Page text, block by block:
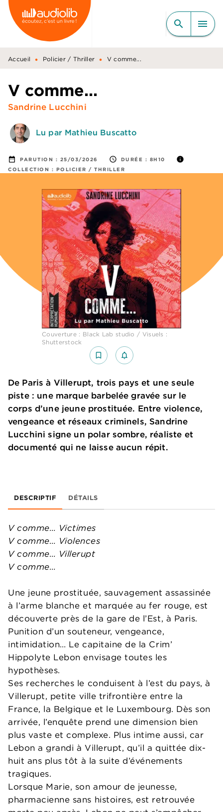
MENU RECHERCHE
CONTENU
PIED DE PAGE
search menu
Accueil • Policier / Thriller • V comme...
V comme...
Sandrine Lucchini
Lu par Mathieu Buscatto
date_range PARUTION : 25/03/2026 access_time DURÉE : 8H10 info
COLLECTION : POLICIER / THRILLER
Couverture : Black Lab studio / Visuels :
Shutterstock
bookmark_border notifications_none_outlined
De Paris à Villerupt, trois pays et une seule
piste : une marque barbelée gravée sur le
corps d’une jeune prostituée. Entre violence,
vengeance et réseaux criminels, Sandrine
Lucchini signe un polar sombre, réaliste et
documenté qui ne laisse aucun répit.
DESCRIPTIF DÉTAILS
V comme… Victimes
V comme… Violences
V comme… Villerupt
V comme…
Une jeune prostituée, sauvagement assassinée
à l’arme blanche et marquée au fer rouge, est
découverte près de la gare de l’Est, à Paris.
Punition d’un souteneur, vengeance,
intimidation… Le capitaine de la Crim’
Hippolyte Lebon envisage toutes les
hypothèses.
Ses recherches le conduisent à l’est du pays, à
Villerupt, petite ville trifrontière entre la
France, la Belgique et le Luxembourg. Dès son
arrivée, l’enquête prend une dimension bien
plus vaste et complexe. Plus intime aussi, car
Lebon a grandi à Villerupt, qu’il a quittée dix-
huit ans plus tôt à la suite d’événements
tragiques.
Lorsque Marie, son amour de jeunesse,
pharmacienne sans histoires, est retrouvée